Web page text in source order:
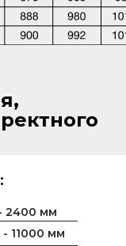
2400 мм
- 11000 мм